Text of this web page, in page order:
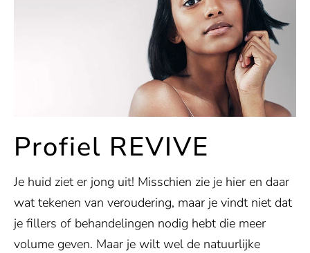
Profiel REVIVE
Je huid ziet er jong uit! Misschien zie je hier en daar
wat tekenen van veroudering, maar je vindt niet dat
je fillers of behandelingen nodig hebt die meer
volume geven. Maar je wilt wel de natuurlijke